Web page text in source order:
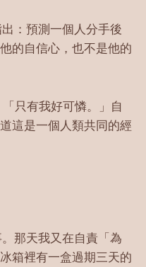
：預測一個人分手後
的自信心，也不是他的
只有我好可憐。」自
這是一個人類共同的經
那天我又在自責「為
箱裡有一盒過期三天的